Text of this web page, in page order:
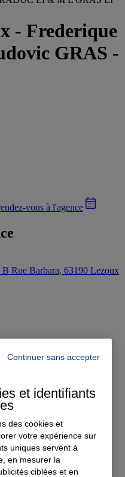
- Frederique
GRAS -
vous à l'agence
B Rue Barbara, 63190 Lezoux
Continuer sans accepter
et identifiants
des cookies et
votre expérience sur
uniques servent à
en mesurer la
ciblées et en